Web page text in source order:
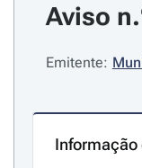
Aviso
Emitente: